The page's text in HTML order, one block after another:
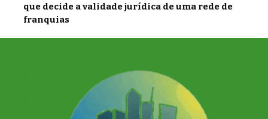
que decide a validade jurídica de uma rede de
franquias